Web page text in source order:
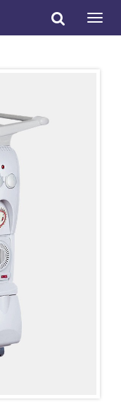
Toggle